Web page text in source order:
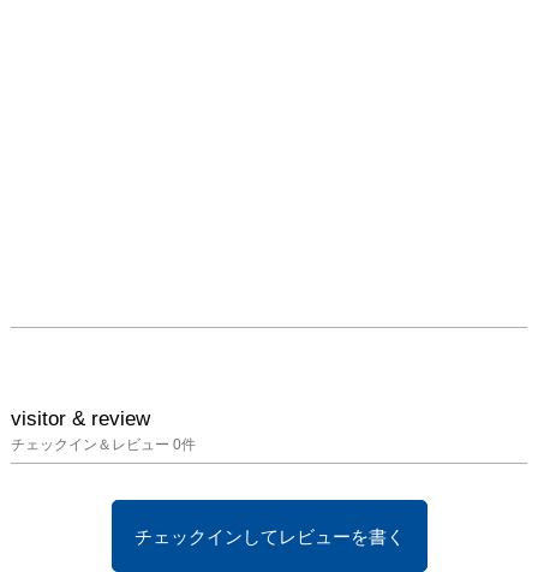
visitor & review
チェックイン＆レビュー 0件
チェックインしてレビューを書く